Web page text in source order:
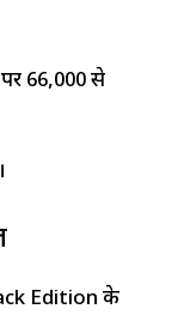
₹66,000 से
Edition के